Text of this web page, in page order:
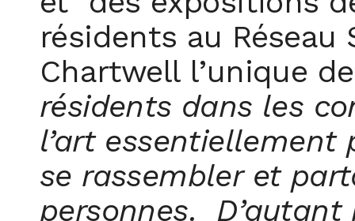
résidents au
Chartwell l’unique
résidents dans les
l’art
se rassembler et
personnes.